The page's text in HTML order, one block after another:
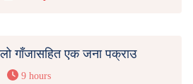
गाँजासहित एक जना पक्राउ
9 hours